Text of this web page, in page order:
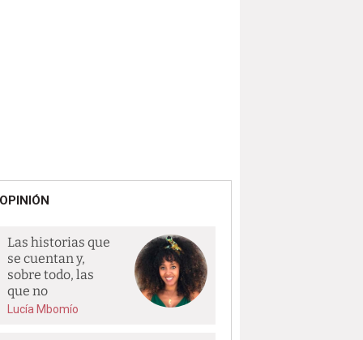
OPINIÓN
Las historias que
se cuentan y,
sobre todo, las
que no
Lucía Mbomío